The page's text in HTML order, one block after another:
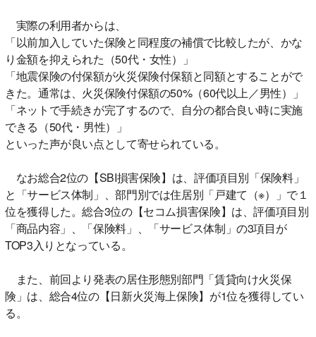
実際の利用者からは、
「以前加入していた保険と同程度の補償で比較したが、かな
り金額を抑えられた（50代・女性）」
「地震保険の付保額が火災保険付保額と同額とすることがで
きた。通常は、火災保険付保額の50%（60代以上／男性）」
「ネットで手続きが完了するので、自分の都合良い時に実施
できる（50代・男性）」
といった声が良い点として寄せられている。
なお総合2位の【SBI損害保険】は、評価項目別「保険料」
と「サービス体制」、部門別では住居別「戸建て（※）」で１
位を獲得した。総合3位の【セコム損害保険】は、評価項目別
「商品内容」、「保険料」、「サービス体制」の3項目が
TOP3入りとなっている。
また、前回より発表の居住形態別部門「賃貸向け火災保
険」は、総合4位の【日新火災海上保険】が1位を獲得してい
る。